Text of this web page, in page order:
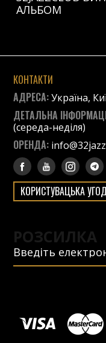
АЛЬБОМ
КОНТАКТИ
АДРЕСА:Україна,
ДЕТАЛЬНА
(середа-неділя)
ОРЕНДА:
КОРИСТУВАЦЬКА
РОЗСИЛКА